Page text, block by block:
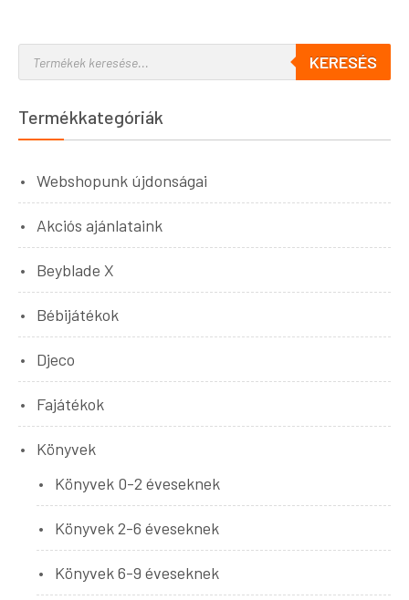
KERESÉS
Termékkategóriák
Webshopunk újdonságai
Akciós ajánlataink
Beyblade X
Bébijátékok
Djeco
Fajátékok
Könyvek
Könyvek 0-2 éveseknek
Könyvek 2-6 éveseknek
Könyvek 6-9 éveseknek